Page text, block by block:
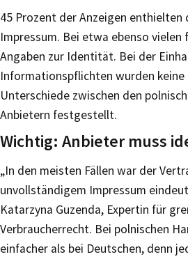
45 Prozent der Anzeigen
Impressum. Bei etwa ebenso
Angaben zur Identität. Bei der
Informationspflichten wurden keine
Unterschiede zwischen den
Anbietern festgestellt.
Wichtig: Anbieter muss
„In den meisten Fällen war der
unvollständigem Impressum
Katarzyna Guzenda, Expertin für
Verbraucherrecht. Bei polnischen
einfacher als bei Deutschen, denn